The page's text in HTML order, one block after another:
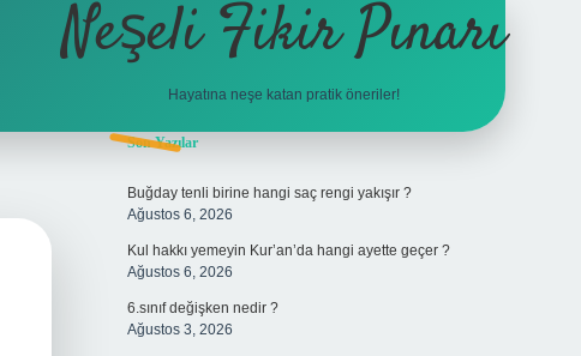
Neşeli Fikir Pınarı
Hayatına neşe katan pratik öneriler!
Sidebar
Son Yazılar
Buğday tenli birine hangi saç rengi yakışır ?
Ağustos 6, 2026
Kul hakkı yemeyin Kur’an’da hangi ayette geçer ?
Ağustos 6, 2026
6.sınıf değişken nedir ?
Ağustos 3, 2026